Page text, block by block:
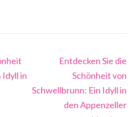
in
Entdecken Sie die
Schönheit von
Schwellbrunn: Ein Idyll in
den Appenzeller